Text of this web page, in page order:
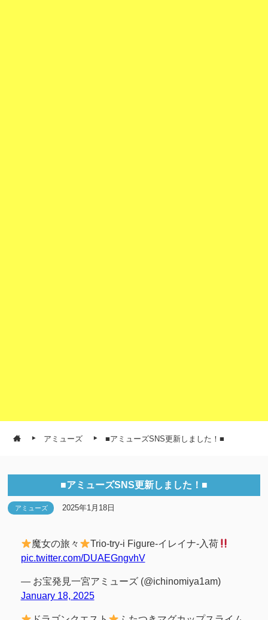
アミューズ ■アミューズSNS更新しました！■
■アミューズSNS更新しました！■
アミューズ 2025年1月18日
魔女の旅々
Trio-try-i Figure-イレイナ-入荷
pic.twitter.com/DUAEGngvhV
— お宝発見一宮アミューズ (@ichinomiya1am)
January 18, 2025